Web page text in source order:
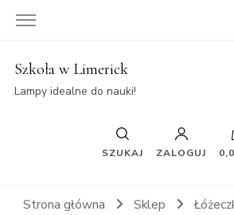
Szkoła w Limerick
Lampy idealne do nauki!
SZUKAJ ZALOGUJ
Strona główna Sklep